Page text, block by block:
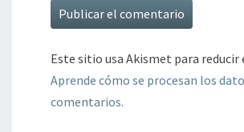
Este sitio usa Akismet para reducir
Aprende cómo se procesan los
comentarios.